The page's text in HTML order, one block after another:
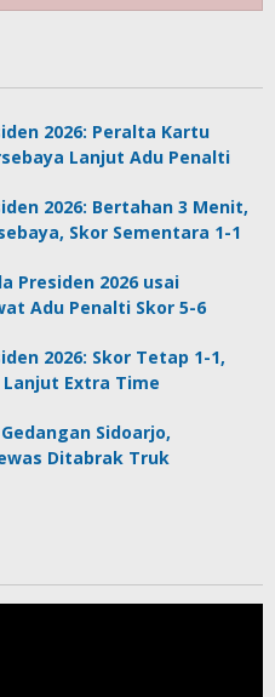
2026: Peralta Kartu
Lanjut Adu Penalti
2026: Bertahan 3 Menit,
Skor Sementara 1-1
Presiden 2026 usai
Adu Penalti Skor 5-6
2026: Skor Tetap 1-1,
Extra Time
Sidoarjo,
Ditabrak Truk